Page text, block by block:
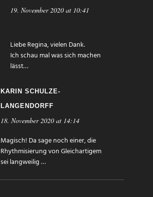
19. November 2020 at 10:41
Liebe Regina, vielen Dank.
Ich schau mal was sich machen
lässt…
KARIN SCHULZE-
LANGENDORFF
18. November 2020 at 14:14
Magisch! Da sage noch einer, die
Rhythmisierung von Gleichartigem
sei langweilig …